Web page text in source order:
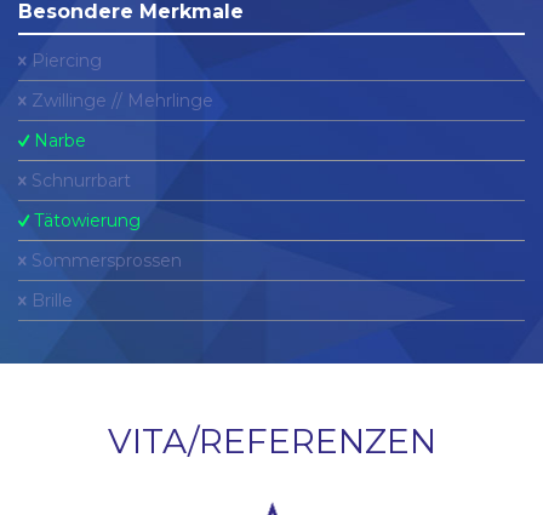
Besondere Merkmale
Piercing
Zwillinge // Mehrlinge
Narbe
Schnurrbart
Tätowierung
Sommersprossen
Brille
VITA/REFERENZEN